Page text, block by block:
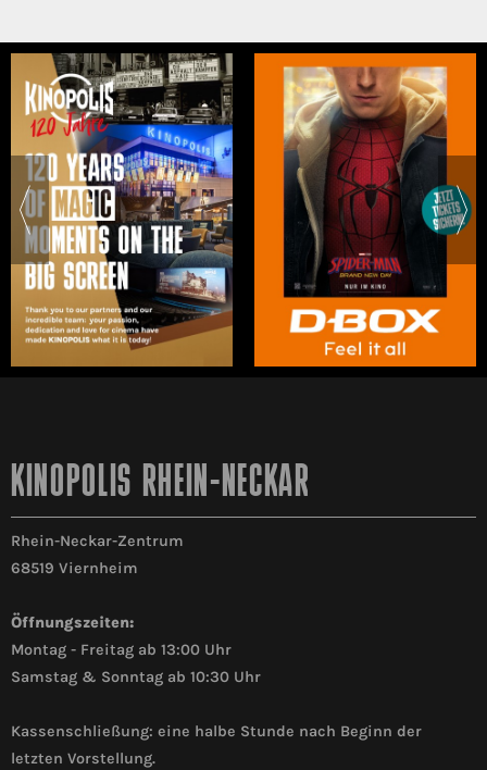
KINOPOLIS RHEIN-NECKAR
Rhein-Neckar-Zentrum
68519 Viernheim
Öffnungszeiten:
Montag - Freitag ab 13:00 Uhr
Samstag & Sonntag ab 10:30 Uhr
Kassenschließung: eine halbe Stunde nach Beginn der
letzten Vorstellung.